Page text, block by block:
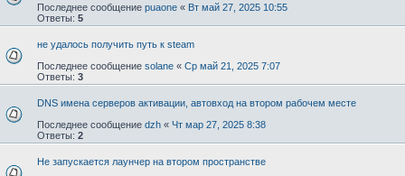
Последнее сообщение puaone « Вт май 27, 2025 10:55
Ответы: 5
не удалось получить путь к steam
Последнее сообщение solane « Ср май 21, 2025 7:07
Ответы: 3
DNS имена серверов активации, автовход на втором рабочем месте
Последнее сообщение dzh « Чт мар 27, 2025 8:38
Ответы: 2
Не запускается лаунчер на втором пространстве